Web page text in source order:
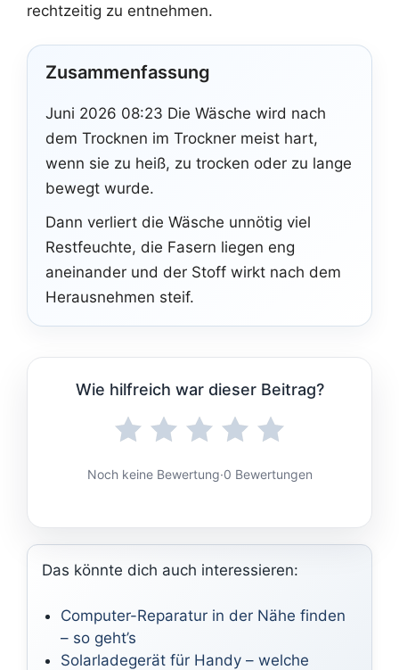
rechtzeitig zu entnehmen.
Zusammenfassung
Juni 2026 08:23 Die Wäsche wird nach
dem Trocknen im Trockner meist hart,
wenn sie zu heiß, zu trocken oder zu lange
bewegt wurde.
Dann verliert die Wäsche unnötig viel
Restfeuchte, die Fasern liegen eng
aneinander und der Stoff wirkt nach dem
Herausnehmen steif.
Wie hilfreich war dieser Beitrag?
Noch keine Bewertung·0 Bewertungen
Das könnte dich auch interessieren:
Computer-Reparatur in der Nähe finden
– so geht’s
Solarladegerät für Handy – welche